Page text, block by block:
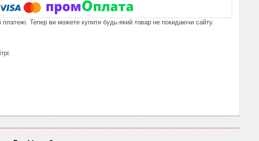
платежі. Тепер ви можете купити будь-який товар не покидаючи сайту.